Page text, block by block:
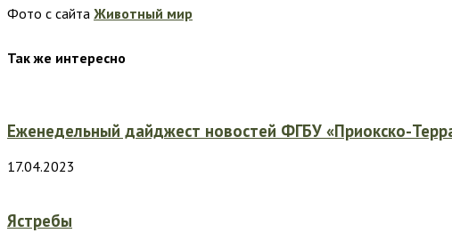
Фото с сайта Животный мир
Так же интересно
Еженедельный дайджест новостей ФГБУ «Приокско-
17.04.2023
Ястребы